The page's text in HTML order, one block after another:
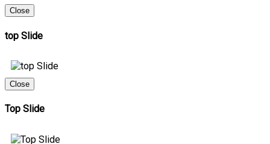
Close
top Slide
Close
Top Slide